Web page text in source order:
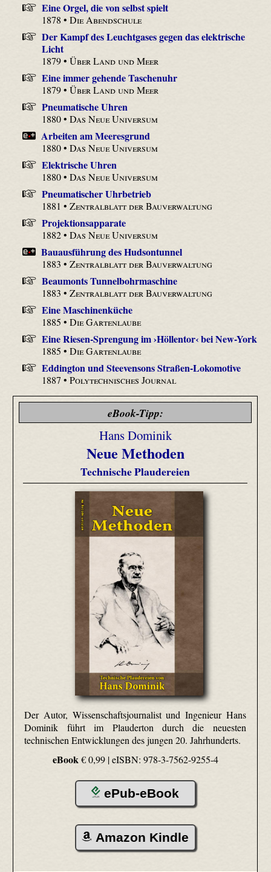
Eine Orgel, die von selbst spielt
1878 •Die Abendschule
Der Kampf des Leuchtgases gegen das elektrische
Licht
1879 •Über Land und Meer
Eine immer gehende Taschenuhr
1879 •Über Land und Meer
Pneumatische Uhren
1880 •Das Neue Universum
Arbeiten am Meeresgrund
1880 •Das Neue Universum
Elektrische Uhren
1880 •Das Neue Universum
Pneumatischer Uhrbetrieb
1881 •Zentralblatt der Bauverwaltung
Projektionsapparate
1882 •Das Neue Universum
Bauausführung des Hudsontunnel
1883 •Zentralblatt der Bauverwaltung
Beaumonts Tunnelbohrmaschine
1883 •Zentralblatt der Bauverwaltung
Eine Maschinenküche
1885 •Die Gartenlaube
Eine Riesen-Sprengung im ›Höllentor‹ bei New-York
1885 •Die Gartenlaube
Eddington und Steevensons Straßen-Lokomotive
1887 •Polytechnisches Journal
eBook-Tipp:
Hans Dominik
Neue Methoden
Technische Plaudereien
Der Autor, Wissenschaftsjournalist und Ingenieur Hans
Dominik führt im Plauderton durch die neuesten
technischen Entwicklungen des jungen 20. Jahrhunderts.
eBook€ 0,99 |eISBN: 978-3-7562-9255-4
ePub-eBook
Amazon Kindle